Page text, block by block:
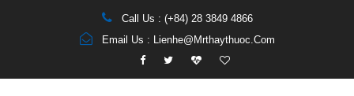
Call Us : (+84) 28 3849 4866
Email Us : Lienhe@mrthaythuoc.com